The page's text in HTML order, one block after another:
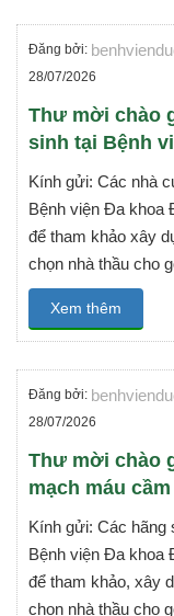
Đăng bởi:
28/07/2026
Thư mời chào
sinh tại Bệnh
Kính gửi: Các nhà
Bệnh viện Đa khoa
để tham khảo xây
chọn nhà thầu cho
Xem thêm
Đăng bởi:
28/07/2026
Thư mời chào
mạch máu
Kính gửi: Các hãng
Bệnh viện Đa khoa
để tham khảo, xây
chọn nhà thầu cho